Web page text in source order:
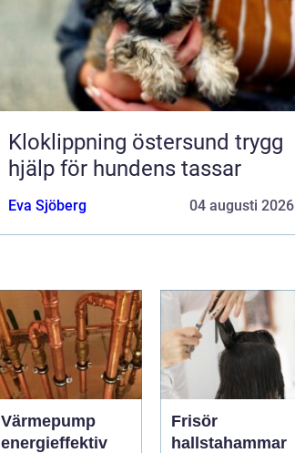
Kloklippning östersund trygg
hjälp för hundens tassar
Eva Sjöberg 04 augusti 2026
Värmepump
energieffektiv
Frisör
hallstahammar